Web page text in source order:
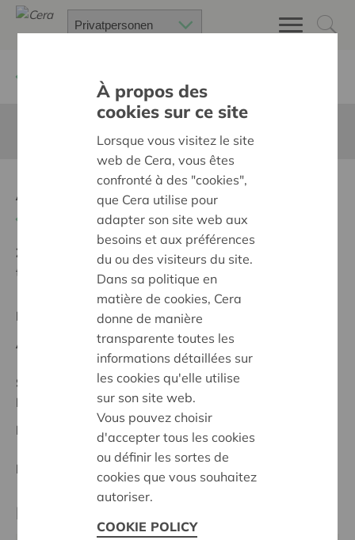
Diese Seite ist nicht ins Deutsche übersetzt
Aanschaf 3 nieuwe tenten
Ziel:
Des quartiers chaleureux et bienveillants pour
tous
Regionales Projekt
Anfangsdatum:08/10/2025
Stand :
In treatment
Noorderkempen
Datum:
08/10/2025
Entscheidung: Approved
Kontaktperson
À propos des
cookies sur ce site
Lorsque vous visitez le site
web de Cera, vous êtes
confronté à des "cookies",
que Cera utilise pour
adapter son site web aux
besoins et aux préférences
du ou des visiteurs du site.
Dans sa politique en
matière de cookies, Cera
donne de manière
transparente toutes les
informations détaillées sur
les cookies qu'elle utilise
sur son site web.
Vous pouvez choisir
d'accepter tous les cookies
ou définir les sortes de
cookies que vous souhaitez
autoriser.
COOKIE POLICY